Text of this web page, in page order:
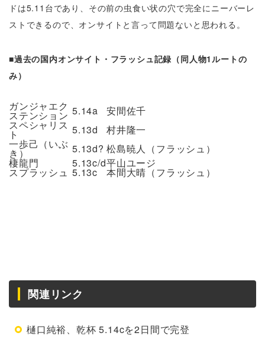
ドは5.11台であり、その前の虫食い状の穴で完全にニーバーレ
ストできるので、オンサイトと言って問題ないと思われる。
■過去の国内オンサイト・フラッシュ記録（同人物1ルートの
み）
ガンジャエク
ステンション 5.14a
安間佐千
スペシャリス
ト 5.13d
村井隆一
一歩己（いぶ
き） 5.13d? 松島暁人（フラッシュ）
棲龍門
5.13c/d平山ユージ
スプラッシュ 5.13c 本間大晴（フラッシュ）
関連リンク
樋口純裕、乾杯 5.14cを2日間で完登